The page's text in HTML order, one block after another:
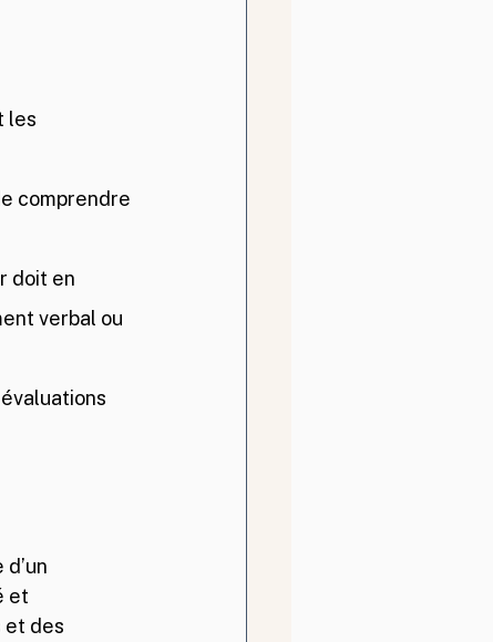
les
comprendre
doit en
verbal ou
et
et des